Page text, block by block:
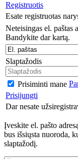
Registruotis
Esate registruotas
Neteisingas el. paštas
Bandykite dar kartą.
Slaptažodis
Prisiminti mane
Prisijungti
Dar nesate
Įveskite el. pašto
bus išsiųsta nuoroda,
slaptažodį.